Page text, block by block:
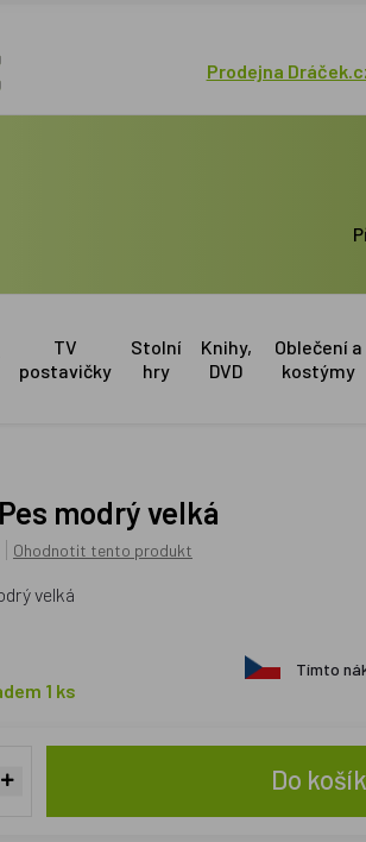
Prodejna
TV
postavičky
Stolní
hry
Knihy,
DVD
Oblečení a
kostýmy
modrý velká
Ohodnotit tento produkt
velká
1 ks
Tímto
Do